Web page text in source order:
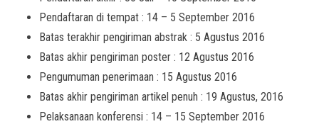
Pendaftaran di tempat : 14 – 5 September 2016
Batas terakhir pengiriman abstrak : 5 Agustus 2016
Batas akhir pengiriman poster : 12 Agustus 2016
Pengumuman penerimaan : 15 Agustus 2016
Batas akhir pengiriman artikel penuh : 19 Agustus, 2016
Pelaksanaan konferensi : 14 – 15 September 2016